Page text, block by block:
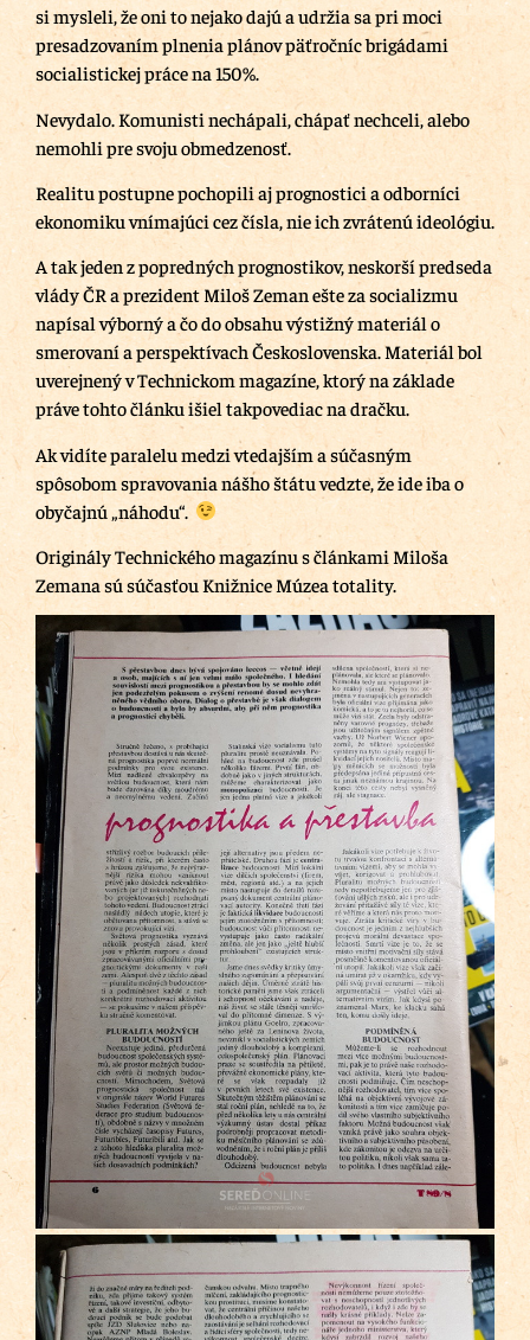
si mysleli, že oni to nejako dajú a udržia sa pri moci
presadzovaním plnenia plánov päťročníc brigádami
socialistickej práce na 150%.
Nevydalo. Komunisti nechápali, chápať nechceli, alebo
nemohli pre svoju obmedzenosť.
Realitu postupne pochopili aj prognostici a odborníci
ekonomiku vnímajúci cez čísla, nie ich zvrátenú ideológiu.
A tak jeden z popredných prognostikov, neskorší predseda
vlády ČR a prezident Miloš Zeman ešte za socializmu
napísal výborný a čo do obsahu výstižný materiál o
smerovaní a perspektívach Československa. Materiál bol
uverejnený v Technickom magazíne, ktorý na základe
práve tohto článku išiel takpovediac na dračku.
Ak vidíte paralelu medzi vtedajším a súčasným
spôsobom spravovania nášho štátu vedzte, že ide iba o
obyčajnú „náhodu“.
Originály Technického magazínu s článkami Miloša
Zemana sú súčasťou Knižnice Múzea totality.